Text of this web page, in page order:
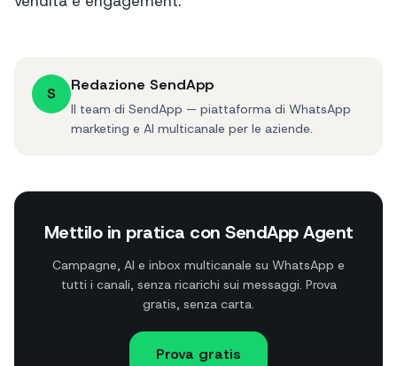
S Redazione SendApp
Il team di SendApp — piattaforma di WhatsApp
marketing e AI multicanale per le aziende.
Mettilo in pratica con SendApp Agent
Campagne, AI e inbox multicanale su WhatsApp e
tutti i canali, senza ricarichi sui messaggi. Prova
gratis, senza carta.
Prova gratis